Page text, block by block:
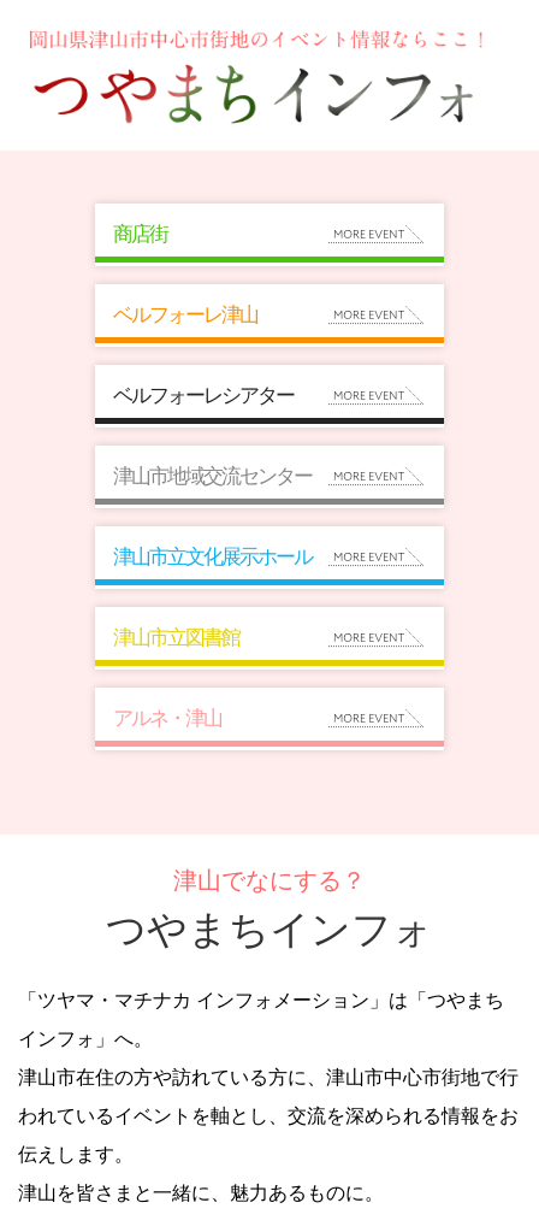
商店街
ベルフォーレ津山
ベルフォーレシアター
津山市地域交流センター
津山市立文化展示ホール
津山市立図書館
アルネ・津山
津山でなにする？
つやまちインフォ
「ツヤマ・マチナカ インフォメーション」は「つやまち
インフォ」へ。
津山市在住の方や訪れている方に、津山市中心市街地で行
われているイベントを軸とし、交流を深められる情報をお
伝えします。
津山を皆さまと一緒に、魅力あるものに。